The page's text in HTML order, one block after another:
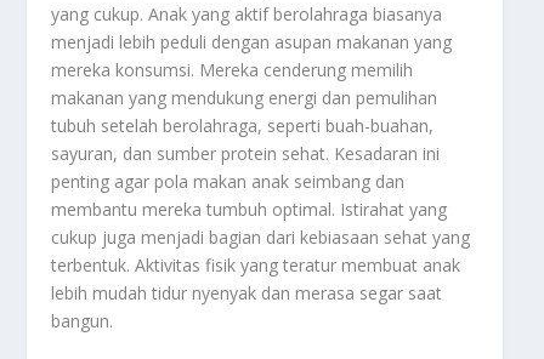
yang cukup. Anak yang aktif berolahraga biasanya
menjadi lebih peduli dengan asupan makanan yang
mereka konsumsi. Mereka cenderung memilih
makanan yang mendukung energi dan pemulihan
tubuh setelah berolahraga, seperti buah-buahan,
sayuran, dan sumber protein sehat. Kesadaran ini
penting agar pola makan anak seimbang dan
membantu mereka tumbuh optimal. Istirahat yang
cukup juga menjadi bagian dari kebiasaan sehat yang
terbentuk. Aktivitas fisik yang teratur membuat anak
lebih mudah tidur nyenyak dan merasa segar saat
bangun.